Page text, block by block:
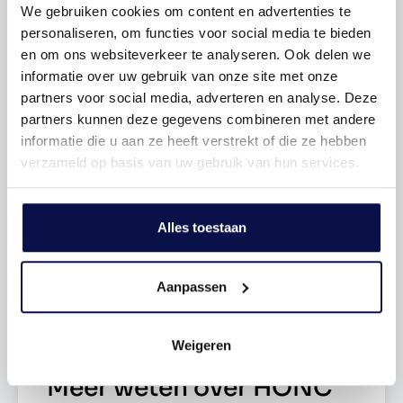
We gebruiken cookies om content en advertenties te
personaliseren, om functies voor social media te bieden
en om ons websiteverkeer te analyseren. Ook delen we
informatie over uw gebruik van onze site met onze
partners voor social media, adverteren en analyse. Deze
partners kunnen deze gegevens combineren met andere
informatie die u aan ze heeft verstrekt of die ze hebben
verzameld op basis van uw gebruik van hun services.
Alles toestaan
Aanpassen
Weigeren
Modern wonen zonder klussen
De tussenappartementen in Honc zijn ontworpen voor
mensen die vooruit willen. Geen maandenlang klussen of
keuzes maken over vloeren en afwerking, maar direct
een sfeervolle basis waar alles klopt. De appartementen
zijn volledig afgewerkt met een moderne keuken, strak
tegelwerk, luxe sanitair, stijlvolle verlichting én een
warme pvc-vloer in licht eikenlook. Zelfs de wand- en
plafondafwerking is al verzorgd in een rustige, moderne
kleurstelling.
Slim ingedeeld en verrassend ruim
ruim, licht en comfortabel aan. De living vormt het hart
werken of gezellig te koken met vrienden. De open
Aantal slaapkamers 1 Slaapkamers
Tuin
Garage type Geen garage
Verwarming
Energielabel A
Meer weten over HONC